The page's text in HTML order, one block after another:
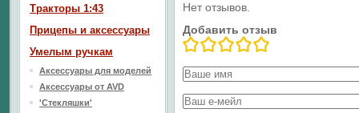
Нет отзывов.
Добавить отзыв
Тракторы 1:43
Прицепы и аксессуары
Умелым ручкам
Аксессуары для моделей
Аксессуары от AVD
'Стекляшки'